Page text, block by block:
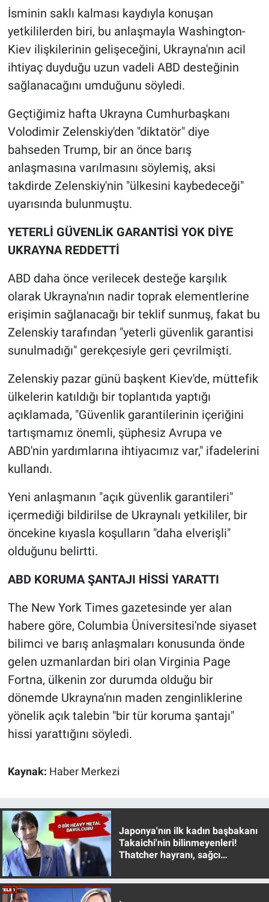
İsminin saklı kalması kaydıyla konuşan
yetkililerden biri, bu anlaşmayla Washington-
Kiev ilişkilerinin gelişeceğini, Ukrayna'nın acil
ihtiyaç duyduğu uzun vadeli ABD desteğinin
sağlanacağını umduğunu söyledi.
Geçtiğimiz hafta Ukrayna Cumhurbaşkanı
Volodimir Zelenskiy'den "diktatör" diye
bahseden Trump, bir an önce barış
anlaşmasına varılmasını söylemiş, aksi
takdirde Zelenskiy'nin "ülkesini kaybedeceği"
uyarısında bulunmuştu.
YETERLİ GÜVENLİK GARANTİSİ YOK DİYE
UKRAYNA REDDETTİ
ABD daha önce verilecek desteğe karşılık
olarak Ukrayna'nın nadir toprak elementlerine
erişimin sağlanacağı bir teklif sunmuş, fakat bu
Zelenskiy tarafından "yeterli güvenlik garantisi
sunulmadığı" gerekçesiyle geri çevrilmişti.
Zelenskiy pazar günü başkent Kiev'de, müttefik
ülkelerin katıldığı bir toplantıda yaptığı
açıklamada, "Güvenlik garantilerinin içeriğini
tartışmamız önemli, şüphesiz Avrupa ve
ABD'nin yardımlarına ihtiyacımız var," ifadelerini
kullandı.
Yeni anlaşmanın "açık güvenlik garantileri"
içermediği bildirilse de Ukraynalı yetkililer, bir
öncekine kıyasla koşulların "daha elverişli"
olduğunu belirtti.
ABD KORUMA ŞANTAJI HİSSİ YARATTI
The New York Times gazetesinde yer alan
habere göre, Columbia Üniversitesi'nde siyaset
bilimci ve barış anlaşmaları konusunda önde
gelen uzmanlardan biri olan Virginia Page
Fortna, ülkenin zor durumda olduğu bir
dönemde Ukrayna'nın maden zenginliklerine
yönelik açık talebin "bir tür koruma şantajı"
hissi yarattığını söyledi.
Kaynak: Haber Merkezi
Japonya'nın ilk kadın başbakanı
Takaichi'nin bilinmeyenleri!
Thatcher hayranı, sağcı
Koronavirüs
Kültür Sanat
Ne demişti
Popüler
Sağlık
Teknoloji
Türkiye'nin Geleceği
Türkiye'nin Gündemi
Yerel Gündem
Yerel Yaşam
Canlı Yayın